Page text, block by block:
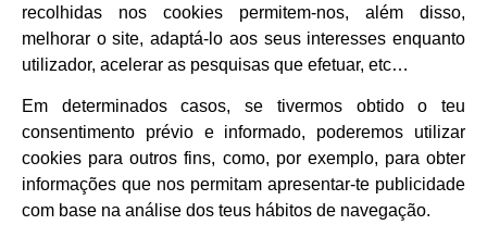
recolhidas nos cookies permitem-nos, além disso,
melhorar o site, adaptá-lo aos seus interesses enquanto
utilizador, acelerar as pesquisas que efetuar, etc…
Em determinados casos, se tivermos obtido o teu
consentimento prévio e informado, poderemos utilizar
cookies para outros fins, como, por exemplo, para obter
informações que nos permitam apresentar-te publicidade
com base na análise dos teus hábitos de navegação.